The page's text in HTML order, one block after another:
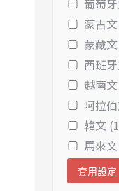
葡萄
蒙古
蒙藏
西班
越南
阿拉
韓文
馬來
套用設定